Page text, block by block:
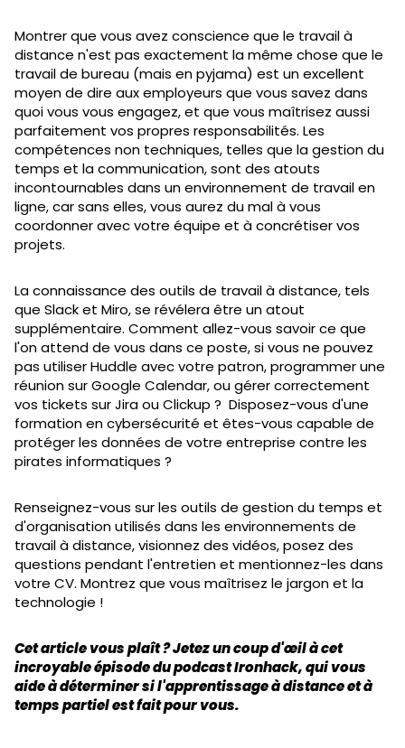
Montrer que vous avez conscience que le travail à
distance n'est pas exactement la même chose que le
travail de bureau (mais en pyjama) est un excellent
moyen de dire aux employeurs que vous savez dans
quoi vous vous engagez, et que vous maîtrisez aussi
parfaitement vos propres responsabilités. Les
compétences non techniques, telles que la gestion du
temps et la communication, sont des atouts
incontournables dans un environnement de travail en
ligne, car sans elles, vous aurez du mal à vous
coordonner avec votre équipe et à concrétiser vos
projets.
La connaissance des outils de travail à distance, tels
que Slack et Miro, se révélera être un atout
supplémentaire. Comment allez-vous savoir ce que
l'on attend de vous dans ce poste, si vous ne pouvez
pas utiliser Huddle avec votre patron, programmer une
réunion sur Google Calendar, ou gérer correctement
vos tickets sur Jira ou Clickup ? Disposez-vous d'une
formation en cybersécurité et êtes-vous capable de
protéger les données de votre entreprise contre les
pirates informatiques ?
Renseignez-vous sur les outils de gestion du temps et
d'organisation utilisés dans les environnements de
travail à distance, visionnez des vidéos, posez des
questions pendant l'entretien et mentionnez-les dans
votre CV. Montrez que vous maîtrisez le jargon et la
technologie !
Cet article vous plaît ? Jetez un coup d'œil à cet
incroyable épisode du podcast Ironhack, qui vous
aide à déterminer si l'apprentissage à distance et à
temps partiel est fait pour vous.